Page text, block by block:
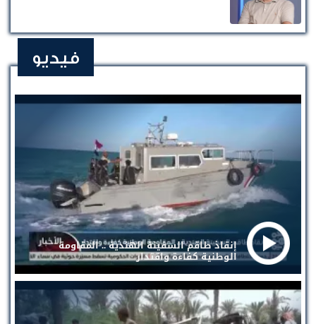
فيديو
إنقاذ طاقم السفينة الهندية .. المقاومة
الوطنية كفاءة واقتدار